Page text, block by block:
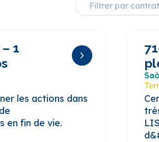
Filtrer par
1
les actions dans
en fin de vie.